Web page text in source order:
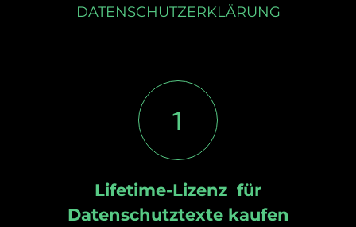
DATENSCHUTZERKLÄRUNG
1
Lifetime-Lizenz für
Datenschutztexte kaufen